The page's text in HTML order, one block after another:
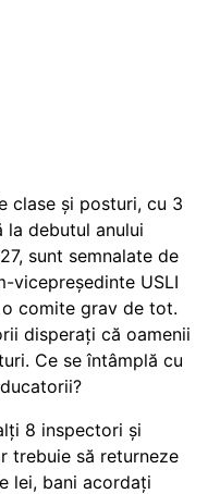
clase și posturi, cu 3
la debutul anului
sunt semnalate de
vicepreședinte USLI
comite grav de tot.
disperați că oamenii
Ce se întâmplă cu
8 inspectori și
trebuie să returneze
lei, bani acordați